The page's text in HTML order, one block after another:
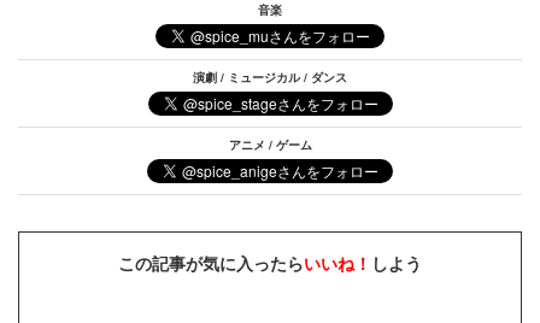
音楽
演劇 / ミュージカル / ダンス
アニメ / ゲーム
この記事が気に入ったらいいね！ しよう